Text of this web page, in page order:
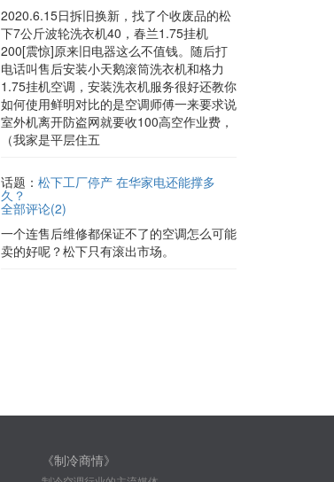
2020.6.15日拆旧换新，找了个收废品的松
下7公斤波轮洗衣机40，春兰1.75挂机
200[震惊]原来旧电器这么不值钱。随后打
电话叫售后安装小天鹅滚筒洗衣机和格力
1.75挂机空调，安装洗衣机服务很好还教你
如何使用鲜明对比的是空调师傅一来要求说
室外机离开防盗网就要收100高空作业费，
（我家是平层住五
话题： 松下工厂停产 在华家电还能撑多
久？
全部评论(2)
一个连售后维修都保证不了的空调怎么可能
卖的好呢？松下只有滚出市场。
《制冷商情》